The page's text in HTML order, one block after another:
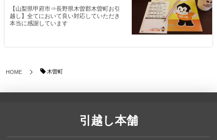
【山梨県甲府市⇒長野県木曽郡木曽町お引
越し】全てにおいて良い対応していただき
本当に感謝しています
HOME 木曽町
引越し本舗